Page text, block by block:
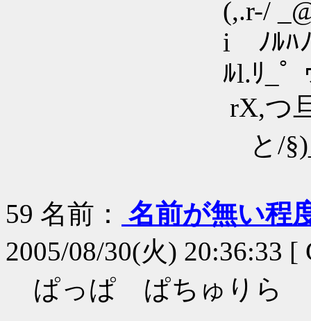
(,.r-/ _@r-i
i ﾉﾙﾊﾉﾘ
ﾙl.ﾘ_ﾟ ヮ
rX,つ
と/§)__)
59 名前：
名前が無い程
2005/08/30(火) 20:36:33 [
ぱっぱ ぱちゅりら